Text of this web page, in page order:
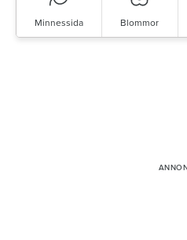
Minnessida Blommor